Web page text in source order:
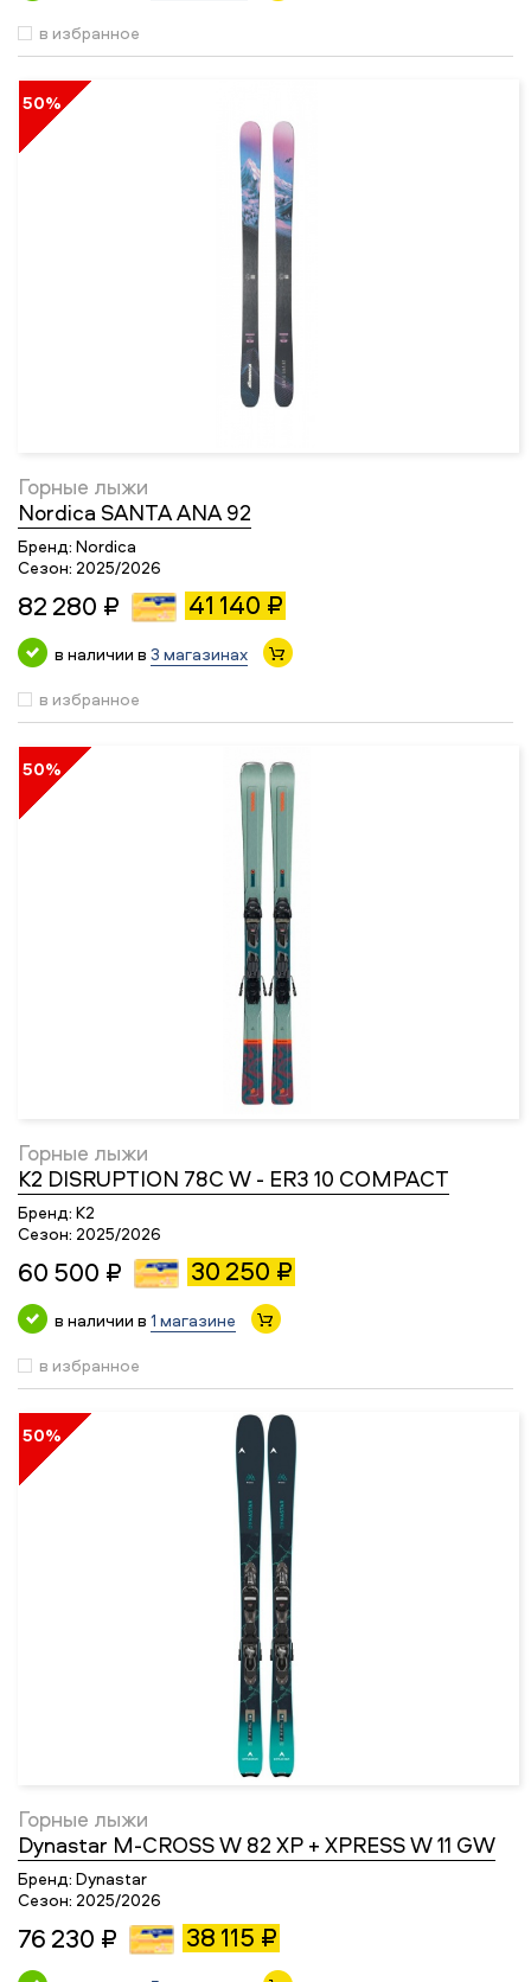
в избранное
50%
Горные лыжи
Nordica SANTA ANA 92
Бренд: Nordica
Сезон: 2025/2026
82 280 ₽ 41 140 ₽
в наличии в 3 магазинах
в избранное
50%
Горные лыжи
K2 DISRUPTION 78C W - ER3 10 COMPACT
Бренд: K2
Сезон: 2025/2026
60 500 ₽ 30 250 ₽
в наличии в 1 магазине
в избранное
50%
Горные лыжи
Dynastar M-CROSS W 82 XP + XPRESS W 11 GW
Бренд: Dynastar
Сезон: 2025/2026
76 230 ₽ 38 115 ₽